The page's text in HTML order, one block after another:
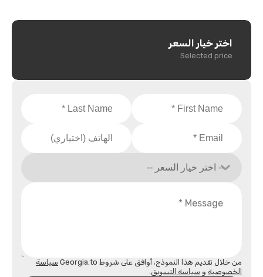
من خلال تقديم هذا النموذج، أوافق على شروط Georgia.to
سياسة
الخصوصية و سياسة التسويق.
اختر خيار السعر
Selected price